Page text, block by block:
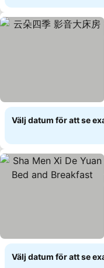
Välj datum för att se
Välj datum för att se